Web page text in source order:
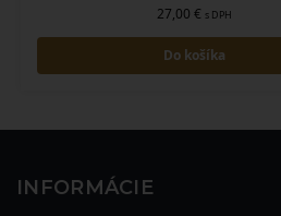
27,00€ s DPH
Do košíka
INFORMÁCIE